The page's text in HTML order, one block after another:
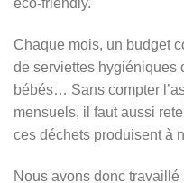
eco-friendly.
Chaque mois, un budget
de serviettes hygiéniques
bébés… Sans compter
mensuels, il faut aussi
ces déchets produisent à
Nous avons donc